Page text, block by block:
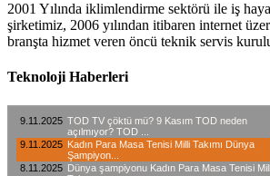
2001 Yılında iklimlendirme sektörü ile iş
şirketimiz, 2006 yılından itibaren internet
branşta hizmet veren öncü teknik servis
Teknoloji Haberleri